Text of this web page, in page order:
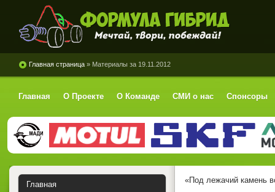
Формула Гибрид
Главная страница » Материалы за 19.11.2012
Главная О Проекте О Команде СМИ о нас Спонсоры
«Под лежачий камень
Главная